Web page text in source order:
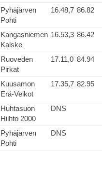
Pyhäjärven
Pohti
16.48,7 86.82
Kangasniemen
Kalske
16.53,3 86.42
Ruoveden
Pirkat
17.11,0 84.94
Kuusamon
Erä-Veikot
17.35,7 82.95
Huhtasuon
Hiihto 2000
DNS
Pyhäjärven
Pohti
DNS